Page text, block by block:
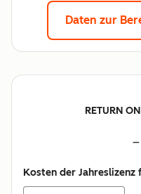
Daten zur
RETURN
Kosten der